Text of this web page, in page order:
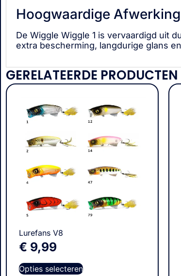
Hoogwaardige Afwerking
De Wiggle Wiggle 1 is vervaardigd uit
extra bescherming, langdurige glans
GERELATEERDE PRODUCTEN
Lurefans V8
€ 9,99
Opties selecteren